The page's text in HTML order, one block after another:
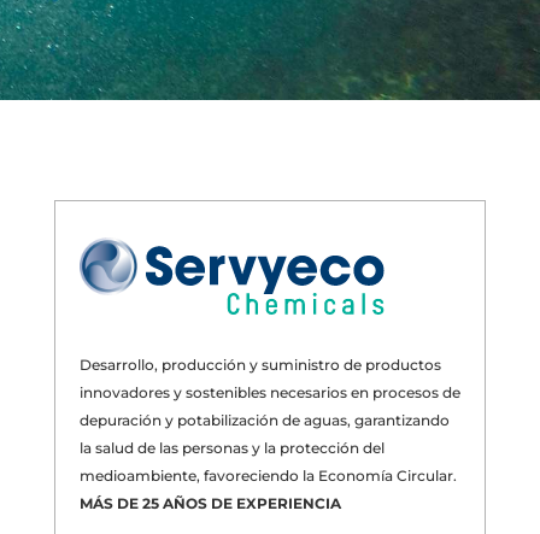
Desarrollo, producción y suministro de productos
innovadores y sostenibles necesarios en procesos de
depuración y potabilización de aguas, garantizando
la salud de las personas y la protección del
medioambiente, favoreciendo la Economía Circular.
MÁS DE 25 AÑOS DE EXPERIENCIA